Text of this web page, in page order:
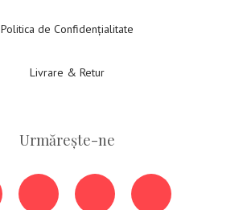
Politica de Confidențialitate
Livrare & Retur
Urmărește-ne